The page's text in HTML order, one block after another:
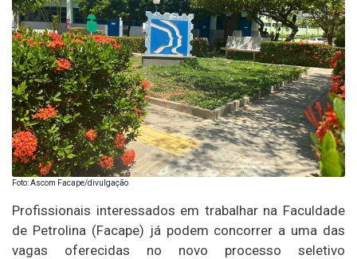
Foto: Ascom Facape/divulgação
Profissionais interessados em trabalhar na Faculdade
de Petrolina (Facape) já podem concorrer a uma das
vagas oferecidas no novo processo seletivo